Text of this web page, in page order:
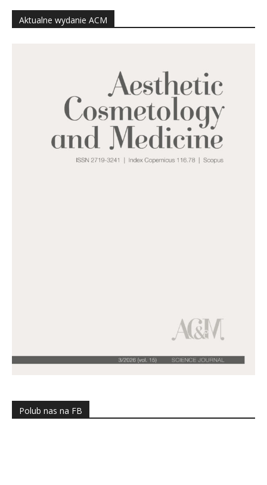
Aktualne wydanie ACM
Polub nas na FB